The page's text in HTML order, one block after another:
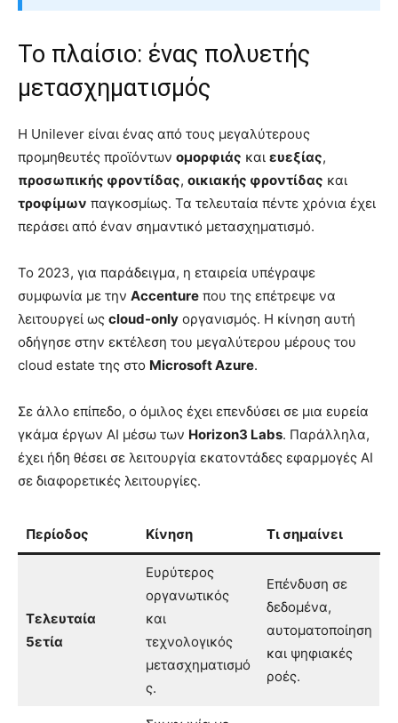
Το πλαίσιο: ένας πολυετής
μετασχηματισμός
Η Unilever είναι ένας από τους μεγαλύτερους
προμηθευτές προϊόντων ομορφιάς και ευεξίας,
προσωπικής φροντίδας, οικιακής φροντίδας και
τροφίμων παγκοσμίως. Τα τελευταία πέντε χρόνια έχει
περάσει από έναν σημαντικό μετασχηματισμό.
Το 2023, για παράδειγμα, η εταιρεία υπέγραψε
συμφωνία με την Accenture που της επέτρεψε να
λειτουργεί ως cloud-only οργανισμός. Η κίνηση αυτή
οδήγησε στην εκτέλεση του μεγαλύτερου μέρους του
cloud estate της στο Microsoft Azure.
Σε άλλο επίπεδο, ο όμιλος έχει επενδύσει σε μια ευρεία
γκάμα έργων AI μέσω των Horizon3 Labs. Παράλληλα,
έχει ήδη θέσει σε λειτουργία εκατοντάδες εφαρμογές AI
σε διαφορετικές λειτουργίες.
Περίοδος Κίνηση Τι σημαίνει
Τελευταία
5ετία
Ευρύτερος
οργανωτικός
και
τεχνολογικός
μετασχηματισμό
ς.
Επένδυση σε
δεδομένα,
αυτοματοποίηση
και ψηφιακές
ροές.